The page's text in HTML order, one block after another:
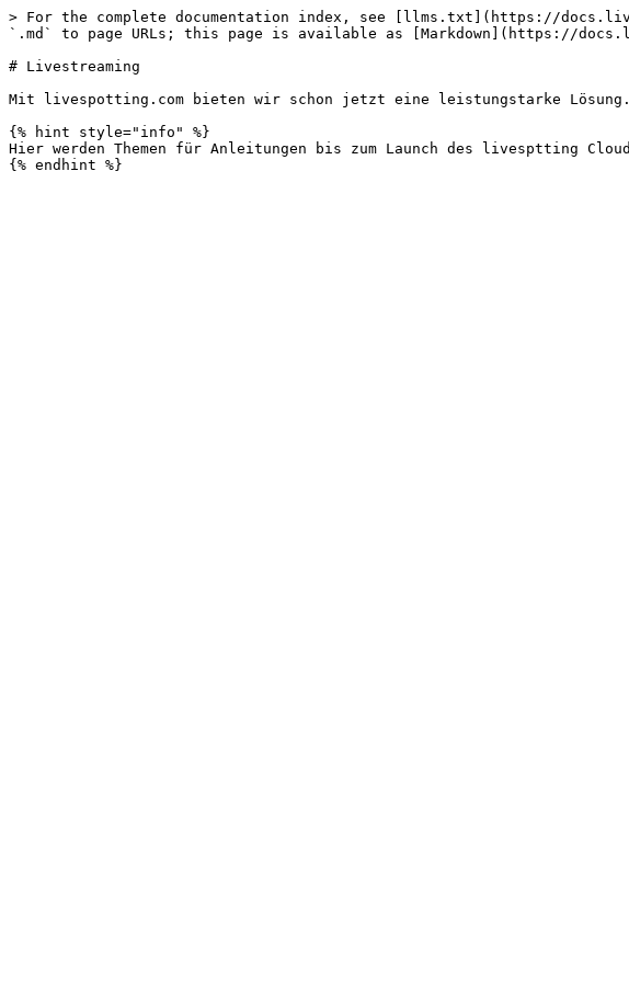
> For the complete documentation index, see [llms.txt](https://
`.md` to page URLs; this page is available as [Markdown](https://
# Livestreaming
Mit livespotting.com bieten wir schon jetzt eine leistungstarke Lösung.
{% hint style="info" %}
Hier werden Themen für Anleitungen bis zum Launch des livesptting